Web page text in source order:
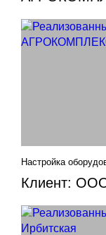
Клиент:
Настройка